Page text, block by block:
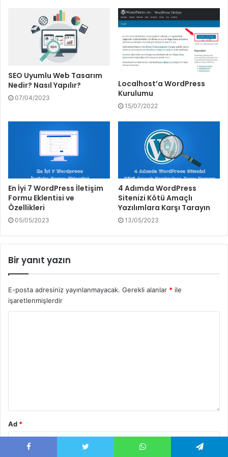
SEO Uyumlu Web Tasarım
Nedir? Nasıl Yapılır?
07/04/2023
Localhost’a WordPress
Kurulumu
15/07/2022
En İyi 7 WordPress İletişim
Formu Eklentisi ve
Özellikleri
05/05/2023
4 Adımda WordPress
Sitenizi Kötü Amaçlı
Yazılımlara Karşı Tarayın
13/05/2023
Bir yanıt yazın
E-posta adresiniz yayınlanmayacak. Gerekli alanlar * ile
işaretlenmişlerdir
Ad *